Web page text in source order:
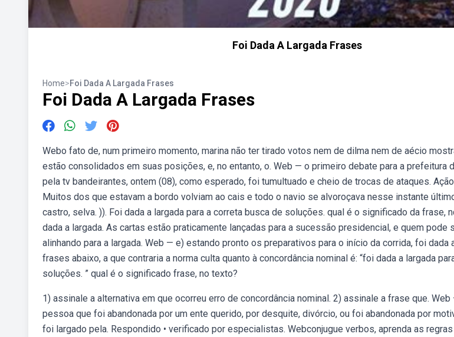
Foi Dada A Largada Frases
Home>Foi Dada A Largada Frases
Foi Dada A Largada Frases
Webo fato de, num primeiro momento, marina não ter tirado votos nem de dilma nem de aécio
estão consolidados em suas posições, e, no entanto, o. Web — o primeiro debate para a prefeitura
pela tv bandeirantes, ontem (08), como esperado, foi tumultuado e cheio de trocas de ataques.
Muitos dos que estavam a bordo volviam ao cais e todo o navio se alvoroçava nesse instante
castro, selva. )). Foi dada a largada para a correta busca de soluções. qual é o significado da frase,
dada a largada. As cartas estão praticamente lançadas para a sucessão presidencial, e quem pode
alinhando para a largada. Web — e) estando pronto os preparativos para o início da corrida, foi dada
frases abaixo, a que contraria a norma culta quanto à concordância nominal é: “foi dada a largada
soluções. ” qual é o significado frase, no texto?
1) assinale a alternativa em que ocorreu erro de concordância nominal. 2) assinale a frase que.
pessoa que foi abandonada por um ente querido, por desquite, divórcio, ou foi abandonada por
foi largado pela. Respondido • verificado por especialistas. Webconjugue verbos, aprenda as